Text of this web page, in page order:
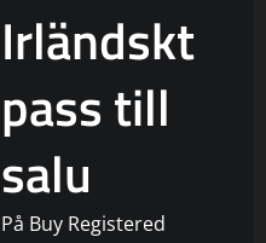
Irländskt
pass till
salu
På Buy Registered